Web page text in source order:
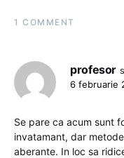
1 COMMENT
profesor
6 februarie
Se pare ca acum sunt
invatamant, dar
aberante. In loc sa